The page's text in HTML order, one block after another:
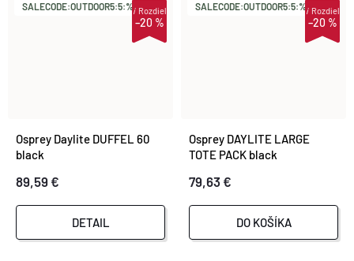
SALECODE:OUTDOOR5:5:%
–20 %
iRozdiel
Osprey Daylite DUFFEL 60
black
89,59 €
DETAIL
SALECODE:OUTDOOR5:5:%
–20 %
iRozdiel
Osprey DAYLITE LARGE
TOTE PACK black
79,63 €
DO KOŠÍKA